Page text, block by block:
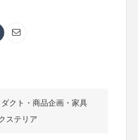
ダクト・商品企画・家具
ステリア